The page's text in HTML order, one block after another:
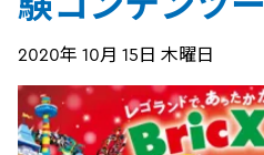
2020年 10月 15日 木曜日